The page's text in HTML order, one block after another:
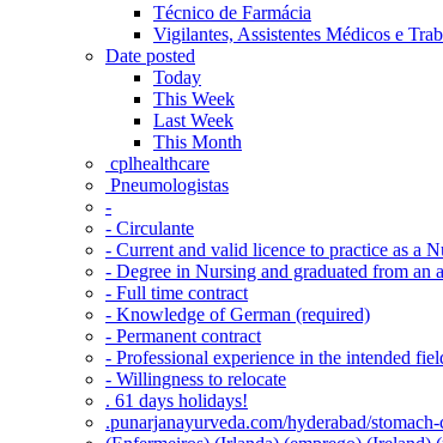
Técnico de Farmácia
Vigilantes, Assistentes Médicos e
Date posted
Today
This Week
Last Week
This Month
‎ cplhealthcare‬
Pneumologistas
-
- Circulante
- Current and valid licence to practice as a
- Degree in Nursing and graduated from an
- Full time contract
- Knowledge of German (required)
- Permanent contract
- Professional experience in the intended
- Willingness to relocate
. 61 days holidays!
.punarjanayurveda.com/hyderabad/